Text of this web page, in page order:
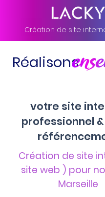
Création de site
Réalisons
votre site
professionnel
Création de site
site web ) pour
Marseille